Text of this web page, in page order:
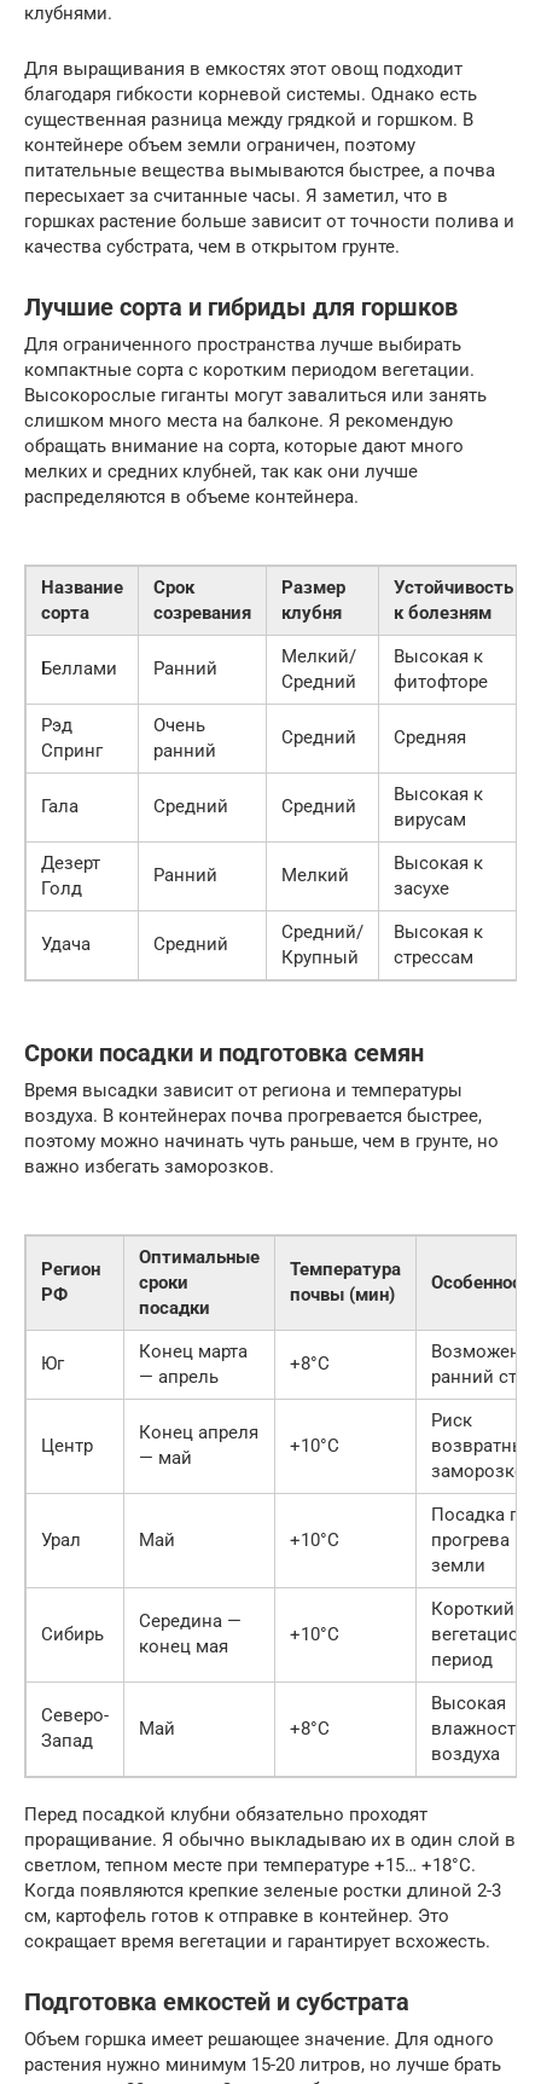
клубнями.
Для выращивания в емкостях этот овощ подходит
благодаря гибкости корневой системы. Однако есть
существенная разница между грядкой и горшком. В
контейнере объем земли ограничен, поэтому
питательные вещества вымываются быстрее, а почва
пересыхает за считанные часы. Я заметил, что в
горшках растение больше зависит от точности полива и
качества субстрата, чем в открытом грунте.
Лучшие сорта и гибриды для горшков
Для ограниченного пространства лучше выбирать
компактные сорта с коротким периодом вегетации.
Высокорослые гиганты могут завалиться или занять
слишком много места на балконе. Я рекомендую
обращать внимание на сорта, которые дают много
мелких и средних клубней, так как они лучше
распределяются в объеме контейнера.
Название
сорта
Срок
созревания
Размер
клубня
Устойчивость
к болезням
Беллами Ранний
Мелкий/
Средний
Высокая к
фитофторе
Рэд
Спринг
Очень
ранний
Средний Средняя
Гала Средний Средний
Высокая к
вирусам
Дезерт
Голд
Ранний Мелкий
Высокая к
засухе
Удача Средний
Средний/
Крупный
Высокая к
стрессам
Сроки посадки и подготовка семян
Время высадки зависит от региона и температуры
воздуха. В контейнерах почва прогревается быстрее,
поэтому можно начинать чуть раньше, чем в грунте, но
важно избегать заморозков.
Регион
РФ
Оптимальные
сроки
посадки
Температура
почвы (мин)
Особенности
Юг
Конец марта
— апрель
+8°C
Возможен
ранний
Центр
Конец апреля
— май
+10°C
Риск
возвратных
заморозков
Урал Май +10°C
Посадка
прогрева
земли
Сибирь
Середина —
конец мая
+10°C
Короткий
период
Северо-
Запад
Май +8°C
Высокая
влажность
воздуха
Перед посадкой клубни обязательно проходят
проращивание. Я обычно выкладываю их в один слой в
светлом, тепном месте при температуре +15… +18°C.
Когда появляются крепкие зеленые ростки длиной 2-3
см, картофель готов к отправке в контейнер. Это
сокращает время вегетации и гарантирует всхожесть.
Подготовка емкостей и субстрата
Объем горшка имеет решающее значение. Для одного
растения нужно минимум 15-20 литров, но лучше брать